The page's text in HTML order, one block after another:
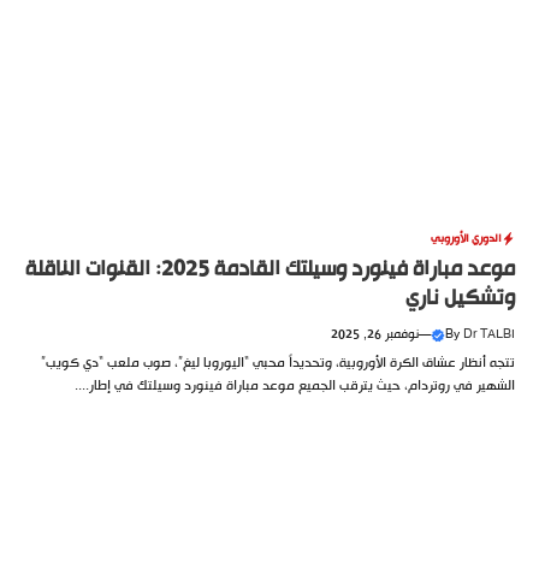
الدوري الأوروبي
موعد مباراة فينورد وسيلتك القادمة 2025: القنوات الناقلة
وتشكيل ناري
By Dr TALBI
—نوفمبر 26, 2025
تتجه أنظار عشاق الكرة الأوروبية، وتحديداً محبي “اليوروبا ليغ”، صوب ملعب “دي كويب”
الشهير في روتردام، حيث يترقب الجميع موعد مباراة فينورد وسيلتك في إطار....